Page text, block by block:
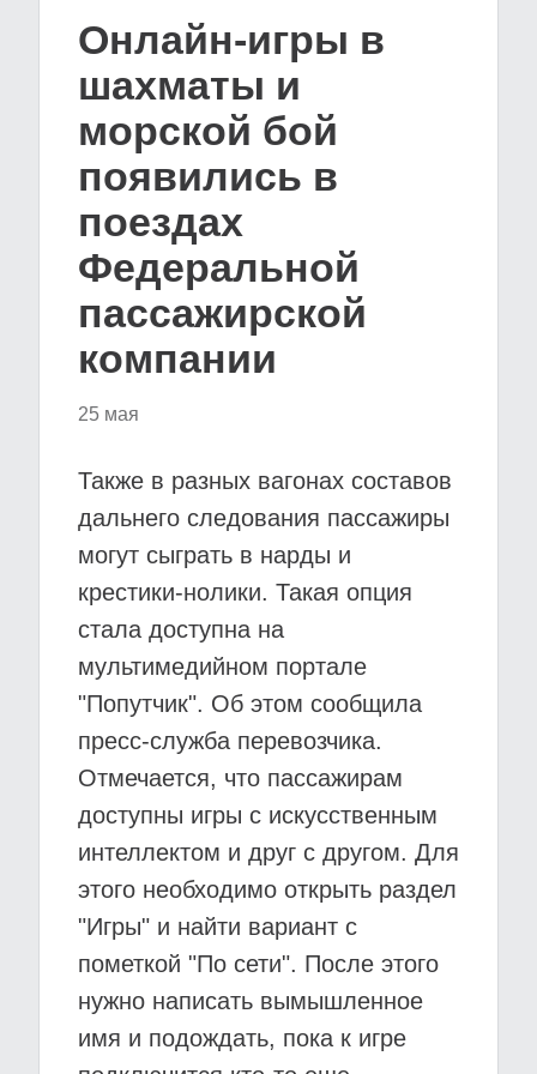
Онлайн-игры в
шахматы и
морской бой
появились в
поездах
Федеральной
пассажирской
компании
25 мая
Также в разных вагонах составов
дальнего следования пассажиры
могут сыграть в нарды и
крестики-нолики. Такая опция
стала доступна на
мультимедийном портале
"Попутчик". Об этом сообщила
пресс-служба перевозчика.
Отмечается, что пассажирам
доступны игры с искусственным
интеллектом и друг с другом. Для
этого необходимо открыть раздел
"Игры" и найти вариант с
пометкой "По сети". После этого
нужно написать вымышленное
имя и подождать, пока к игре